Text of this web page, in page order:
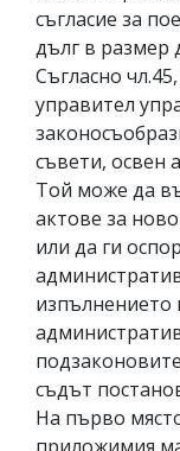
съгласие за
дълг в размер
Съгласно
управител
съвети, освен
Той може да
актове за
или да ги
изпълнението
съдът
На първо